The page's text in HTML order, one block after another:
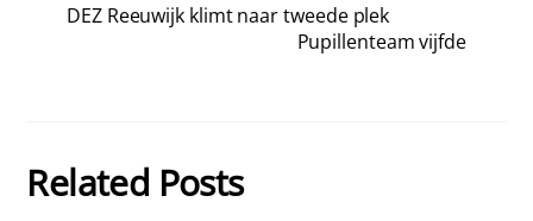
DEZ Reeuwijk klimt naar tweede plek
Pupillenteam vijfde
Related Posts